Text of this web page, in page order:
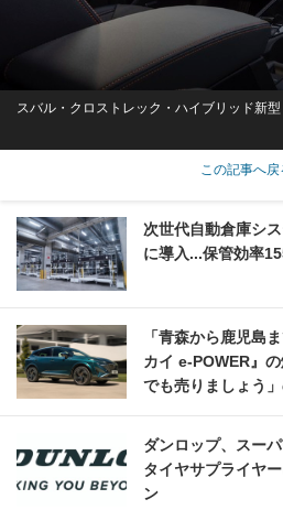
スバル・クロストレック・ハイブリッド新型
この記事へ戻
次世代自動倉庫シ
に導入...保管効率
「青森から鹿児島
カイ e-POWER』
でも売りましょう
ダンロップ、スー
タイヤサプライヤ
ン